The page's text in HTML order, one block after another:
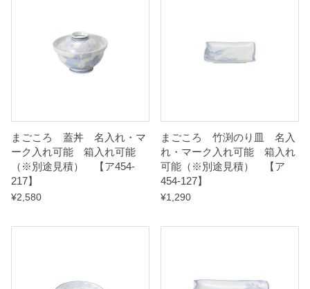
a
n
i
t
まごころ 蓋丼 名入れ・マ
ーク入れ可能 箱入れ可能
（※別途見積） 【ア454-
217】
¥2,580
まごころ 竹渕のり皿 名入
れ・マーク入れ可能 箱入れ
可能（※別途見積） 【ア
454-127】
¥1,290